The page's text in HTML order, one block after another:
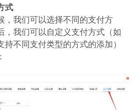
式
我们可以选择不同的支付方
，我们可以自定义支付方式（如
不同支付类型的方式的添加）